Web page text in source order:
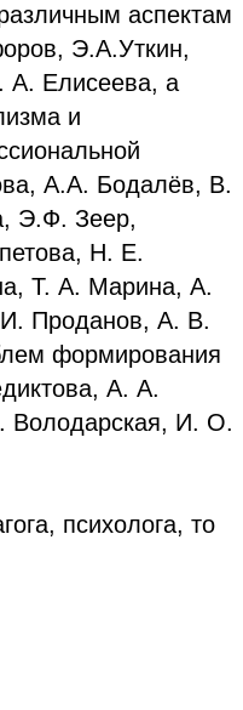
аспектам
Э.А.Уткин,
Елисеева, а
и
А.А. Бодалёв, В.
Э.Ф. Зеер,
Н. Е.
Т. А. Марина, А.
Проданов, А. В.
формирования
А. А.
Володарская, И. О.
психолога, то